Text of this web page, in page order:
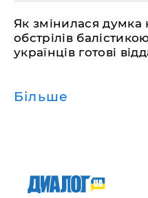
Як змінилася думка
обстрілів
українців готові
Більше